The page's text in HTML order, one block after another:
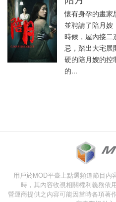
懷有身孕的畫家
並聘請了陪月嫂
時候，屋內接二
忌，踏出大宅展
硬的陪月嫂的控
的...
用戶於MOD平臺上點選頻道節目
時，其內容收視相關權利義務依
營運商提供之內容可能因當時各項著